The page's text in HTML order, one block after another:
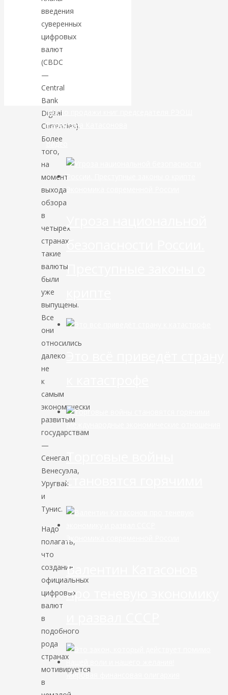
кризис в
банковской
сфере России
уже начался
введения
суверенных
цифровых
валют
(CBDC
—
Central
Bank
Digital
Currencies).
Более
того,
на
момент
выхода
обзора
в
четырех
странах
такие
валюты
были
уже
выпущены.
Все
они
относились
далеко
не
к
самым
экономически
развитым
государствам
—
Сенегал,
Венесуэла,
Уругвай
и
Тунис.
Надо
полагать,
что
создание
официальных
цифровых
валют
в
подобного
рода
странах
мотивируется
в
Место продажи книг председателя РЭОШ
Валентина Катасонова
Видео
безопасности России.
Преступные законы о
Международные экономические отношения
Торговые войны
становятся горячими
Валентин Катасонов
про теневую экономику
Мировая финансовая олигархия